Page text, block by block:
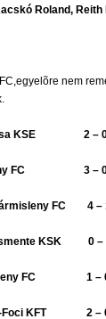
Roland,
nem
KSE 2 – 0
FC 3 –
FC 4
KSK 0 –
FC 1 –
Foci KFT 2 –